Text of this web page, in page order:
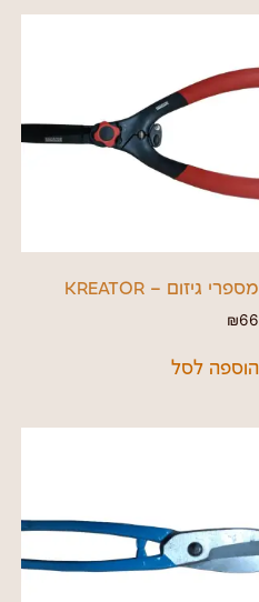
מספרי גיזום – KREATOR
₪66
הוספה לסל